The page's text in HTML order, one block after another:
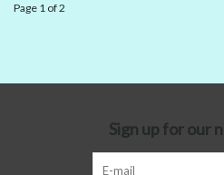
Page 1 of 2
Sign up for our